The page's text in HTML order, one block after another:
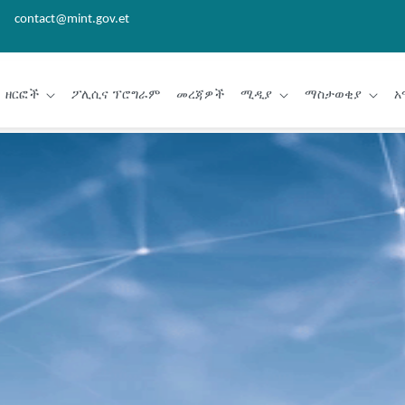
contact@mint.gov.et
ዘርፎች ፖሊሲና ፕሮግራም መረጃዎች ሚዲያ ማስታወቂያ